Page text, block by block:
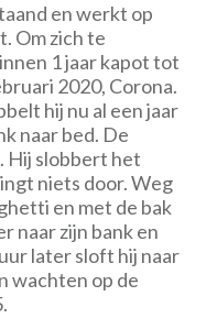
en werkt op
Om zich te
1 jaar kapot tot
2020, Corona.
hij nu al een jaar
naar bed. De
Hij slobbert het
niets door. Weg
en met de bak
naar zijn bank en
later sloft hij naar
wachten op de